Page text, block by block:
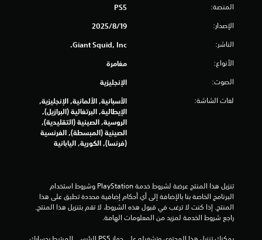
ن
ا
ل
ي
المنصة: PS5
الإصدار: 19‏/8‏/2025
الناشر: Giant Squid, Inc.
الأنواع: مغامرة
الصوت: الإنجليزية
لغات الشاشة:
الأسبانية, الألمانية, الإنجليزية,
الإيطالية, البرتغالية (البرازيل),
الروسية, الصينية (التقليدية),
الصينية (المبسطة), الفرنسية
(فرنسا), الكورية, اليابانية
راجع شروط الخدمة لمزيد من المعلومات الهامة.